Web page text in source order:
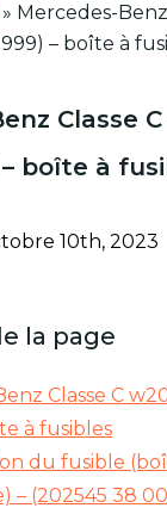
» Mercedes-
– boîte à
Classe
– boîte à
10th, 2023
la page
Classe C
à fusibles
du fusible
– (202545 38